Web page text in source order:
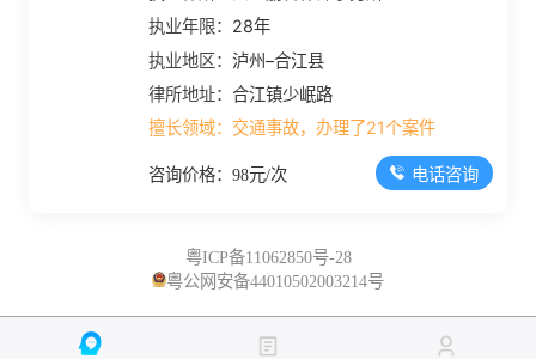
执业年限： 28年
执业地区：泸州–合江县
律所地址：合江镇少岷路
擅长领域： 交通事故，办理了21个案件
咨询价格：98元/次 电话咨询
粤ICP备11062850号-28
粤公网安备44010502003214号